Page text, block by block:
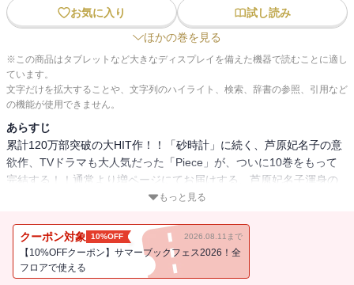
お気に入り
試し読み
ほかの巻を見る
※この商品はタブレットなど大きなディスプレイを備えた機器で読むことに適し
ています。
文字だけを拡大することや、文字列のハイライト、検索、辞書の参照、引用など
の機能が使用できません。
あらすじ
累計120万部突破の大HIT作！！「砂時計」に続く、芦原妃名子の意
欲作、TVドラマも大人気だった「Piece」が、ついに10巻をもって
完結する！！通常より増ページにてお届けする、芦原妃名子渾身の
結末を是非見届けてください！！戦慄と感動の、最終巻です！！
ら東京に戻り、成海の家を訪ねた水帆。それは、成海が20歳の誕生
日を迎える日の前日だった。成海は、20歳になると同時に、母親・
理沙子の扶養を外れ、家を出て行かなければならないことになって
もっと見る
クーポン対象 10%OFF 2026.08.11まで
【10%OFFクーポン】サマーブックフェス2026！全
フロアで使える